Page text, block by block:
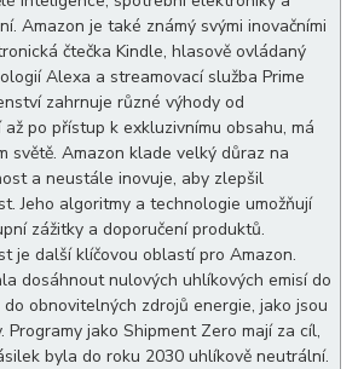
Amazon je také známý svými inovačními
čtečka Kindle, hlasově ovládaný
Alexa a streamovací služba Prime
zahrnuje různé výhody od
po přístup k exkluzivnímu obsahu, má
světě. Amazon klade velký důraz na
a neustále inovuje, aby zlepšil
Jeho algoritmy a technologie umožňují
zážitky a doporučení produktů.
je další klíčovou oblastí pro Amazon.
dosáhnout nulových uhlíkových emisí do
obnovitelných zdrojů energie, jako jsou
Programy jako Shipment Zero mají za cíl,
byla do roku 2030 uhlíkově neutrální.